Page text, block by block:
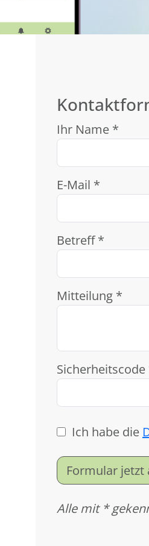
Ihr Name *
E-Mail *
Betreff *
Mitteilung *
Sicherheitscode
Ich habe die
Formular jetzt
Alle mit *